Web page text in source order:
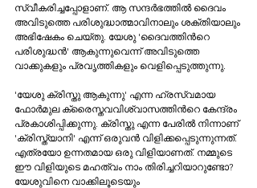
സ്വീകരിച്ചപ്പോളാണ്. ആ സന്ദര്‍ഭത്തില്‍ ദൈവം
അവിടുത്തെ പരിശുദ്ധാത്മാവിനാലും ശക്തിയാലും
അഭിഷേകം ചെയ്തു. യേശു 'ദൈവത്തിന്‍റെ
പരിശുദ്ധന്‍' ആകുന്നുവെന്ന് അവിടുത്തെ
വാക്കുകളും പ്രവൃത്തികളും വെളിപ്പെടുത്തുന്നു.
'യേശു ക്രിസ്തു ആകുന്നു' എന്ന ഹ്രസ്വമായ
ഫോര്‍മുല ക്രൈസ്തവവിശ്വാസത്തിന്‍റെ കേന്ദ്രം
പ്രകാശിപ്പിക്കുന്നു. ക്രിസ്തു എന്ന പേരില്‍ നിന്നാണ്
'ക്രിസ്ത്യാനി' എന്ന് ഒരുവന്‍ വിളിക്കപ്പെടുന്നുന്നത്.
എത്രയോ ഉന്നതമായ ഒരു വിളിയാണത്. നമ്മുടെ
ഈ വിളിയുടെ മഹത്വം നാം തിരിച്ചറിയാറുണ്ടോ?
യേശുവിനെ വാക്കിലൂടെയും